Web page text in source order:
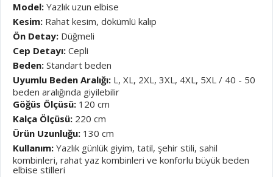
Model: Yazlık uzun elbise
Kesim: Rahat kesim, dökümlü kalıp
Ön Detay: Düğmeli
Cep Detayı: Cepli
Beden: Standart beden
Uyumlu Beden Aralığı: L, XL, 2XL, 3XL, 4XL, 5XL / 40 - 50
beden aralığında giyilebilir
Göğüs Ölçüsü: 120 cm
Kalça Ölçüsü: 220 cm
Ürün Uzunluğu: 130 cm
Kullanım: Yazlık günlük giyim, tatil, şehir stili, sahil
kombinleri, rahat yaz kombinleri ve konforlu büyük beden
elbise stilleri